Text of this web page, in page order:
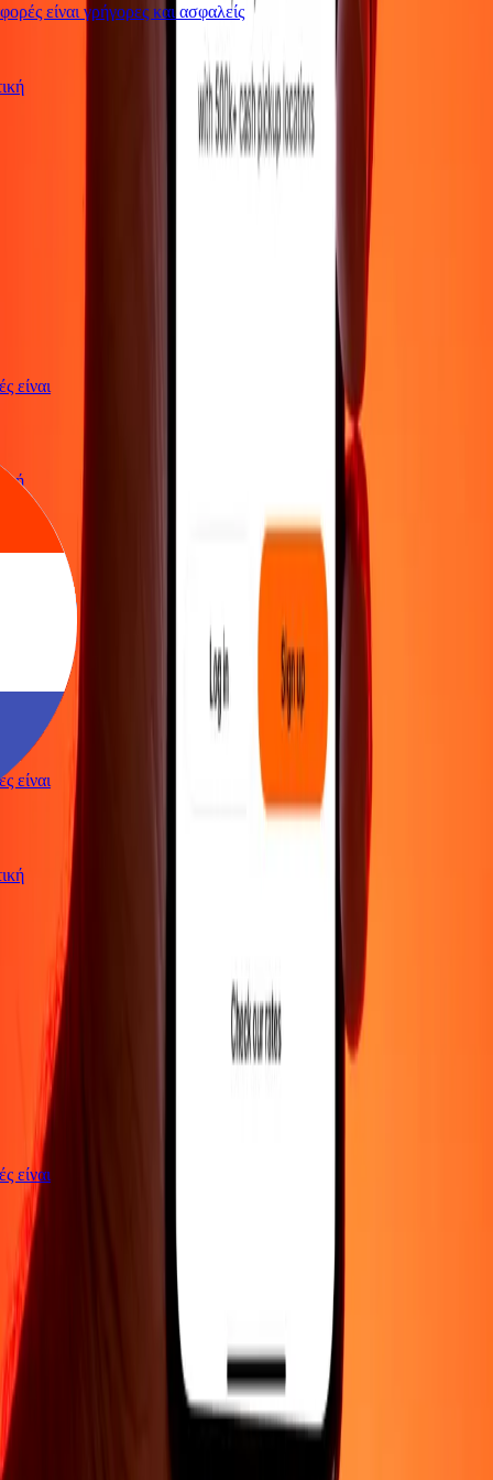
είναι γρήγορες και ασφαλείς
είναι
είναι
είναι
ΕΤΑΙΡΕΙΑ
Σχετικά με εμάς
Θέσεις εργασίαςΑσφάλεια
πράκτορας
ΥΠΟΣΤΗΡΙΞΗ
Πολιτική απορρήτου
Ειδοποίηση για cookiesΌροι και
Κέντρο βοήθειας